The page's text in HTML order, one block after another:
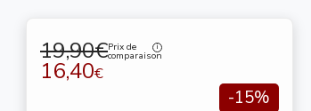
19,90€Prix de
comparaison
16,40€
-15%